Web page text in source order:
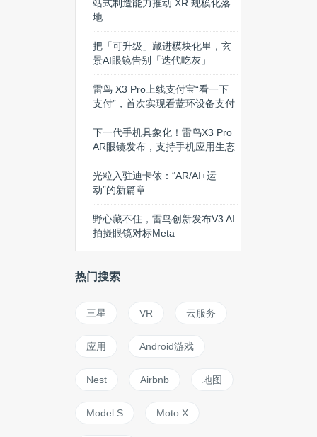
站式制造能力推动 XR 规模化落
地
把「可升级」藏进模块化里，玄
景AI眼镜告别「迭代吃灰」
雷鸟 X3 Pro上线支付宝“看一下
支付”，首次实现看蓝环设备支付
下一代手机具象化！雷鸟X3 Pro
AR眼镜发布，支持手机应用生态
光粒入驻迪卡侬：“AR/AI+运
动”的新篇章
野心藏不住，雷鸟创新发布V3 AI
拍摄眼镜对标Meta
热门搜索
三星 VR 云服务
应用 Android游戏
Nest Airbnb 地图
Model S Moto X